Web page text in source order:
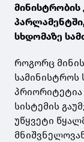
სხდომაზე
როგორც
სამინისტროს
პრიორიტეტია
სისტემის
უწყვეტი